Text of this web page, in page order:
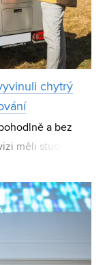
chytrý
a bez
měli studenti
která promění